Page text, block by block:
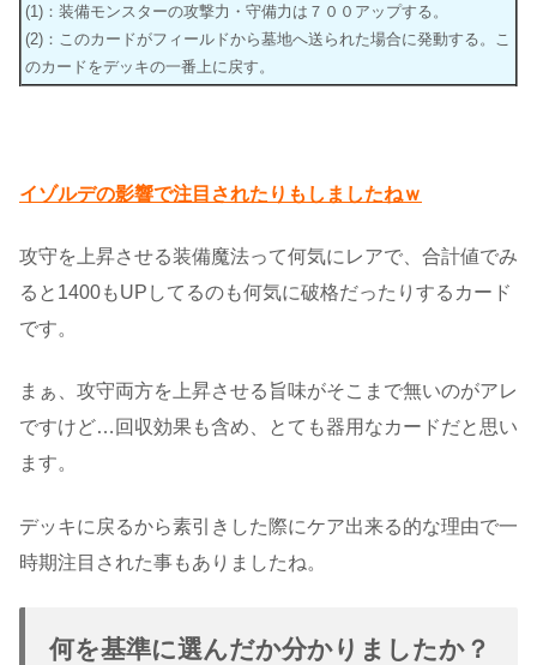
(1)：装備モンスターの攻撃力・守備力は７００アップする。
(2)：このカードがフィールドから墓地へ送られた場合に発動する。こ
のカードをデッキの一番上に戻す。
イゾルデの影響で注目されたりもしましたねｗ
攻守を上昇させる装備魔法って何気にレアで、合計値でみ
ると1400もUPしてるのも何気に破格だったりするカード
です。
まぁ、攻守両方を上昇させる旨味がそこまで無いのがアレ
ですけど…回収効果も含め、とても器用なカードだと思い
ます。
デッキに戻るから素引きした際にケア出来る的な理由で一
時期注目された事もありましたね。
何を基準に選んだか分かりましたか？